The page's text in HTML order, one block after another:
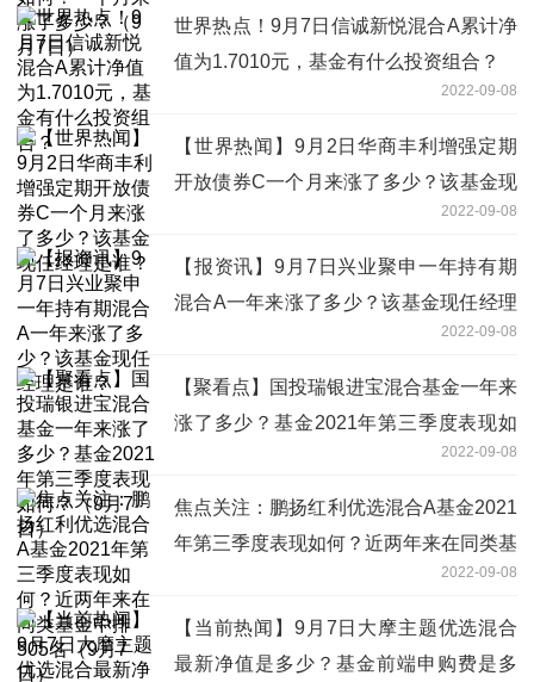
世界热点！9月7日信诚新悦混合A累计净
值为1.7010元，基金有什么投资组合？
2022-09-08
【世界热闻】9月2日华商丰利增强定期
开放债券C一个月来涨了多少？该基金现
2022-09-08
【报资讯】9月7日兴业聚申一年持有期
混合A一年来涨了多少？该基金现任经理
2022-09-08
【聚看点】国投瑞银进宝混合基金一年来
涨了多少？基金2021年第三季度表现如
2022-09-08
焦点关注：鹏扬红利优选混合A基金2021
年第三季度表现如何？近两年来在同类基
2022-09-08
【当前热闻】9月7日大摩主题优选混合
最新净值是多少？基金前端申购费是多